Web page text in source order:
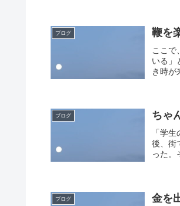
ブログ 鞭を
ここで
いる」
き時が
ブログ ちゃ
「学
後、街
った。
ブログ
金を